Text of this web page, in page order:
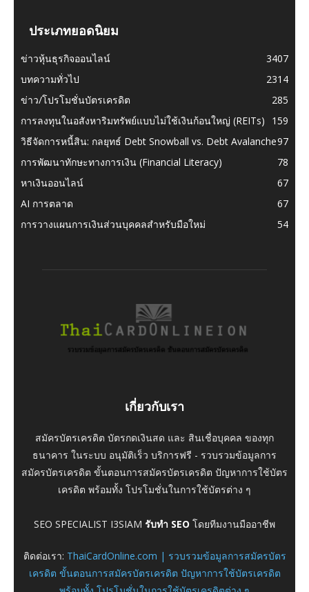
ประเภทยอดนิยม
ข่าวหุ้นธุรกิจออนไลน์
3407
บทความทั่วไป
2314
ข่าว/โปรโมชั่นบัตรเครดิต
285
การลงทุนในอสังหาริมทรัพย์แบบไม่ใช้เงินก้อนใหญ่ (REITs)
159
วิธีจัดการหนี้สิน: กลยุทธ์ Debt Snowball vs. Debt Avalanche97
การพัฒนาทักษะทางการเงิน (Financial Literacy)
78
หาเงินออนไลน์
67
AI การตลาด
67
การวางแผนการเงินส่วนบุคคลสำหรับมือใหม่
54
เกี่ยวกับเรา
สมัครบัตรเครดิต บัตรกดเงินสด และ สินเชื่อบุคคล ของทุก
ธนาคาร ในระบบ อนุมัติเร็ว บริการฟรี - รวบรวมข้อมูลการ
สมัครบัตรเครดิต ขั้นตอนการสมัครบัตรเครดิต ปัญหาการใช้บัตร
เครดิต พร้อมทั้ง โปรโมชั่นในการใช้บัตรต่าง ๆ
SEO SPECIALIST I3SIAM รับทำ SEO โดยทีมงานมืออาชีพ
ติดต่อเรา: ThaiCardOnline.com | รวบรวมข้อมูลการสมัครบัตร
เครดิต ขั้นตอนการสมัครบัตรเครดิต ปัญหาการใช้บัตรเครดิต